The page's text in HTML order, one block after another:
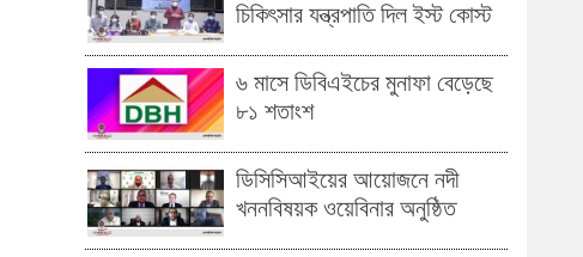
চিকিৎসার যন্ত্রপাতি দিল ইস্ট কোস্ট
৬ মাসে ডিবিএইচের মুনাফা বেড়েছে
৮১ শতাংশ
ডিসিসিআইয়ের আয়োজনে নদী
খননবিষয়ক ওয়েবিনার অনুষ্ঠিত